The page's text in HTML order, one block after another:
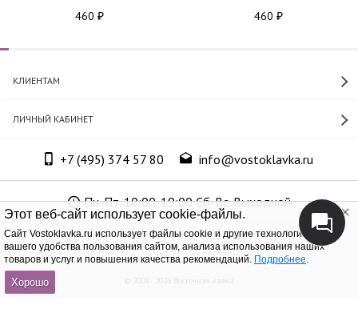
Этот веб-сайт использует cookie-файлы.
Cайт Vostoklavka.ru использует файлы cookie и другие технологии для
вашего удобства пользования сайтом, анализа использования наших
товаров и услуг и повышения качества рекомендаций. Подробнее.
Хорошо
460 ₽ 460 ₽
КЛИЕНТАМ
ЛИЧНЫЙ КАБИНЕТ
+7 (495) 374 57 80 info@vostoklavka.ru
Пн-Пт. 10:00-19:00 Сб-Вс. Выходной
ООО «Юнит Групп», ОГРН 1147746305574